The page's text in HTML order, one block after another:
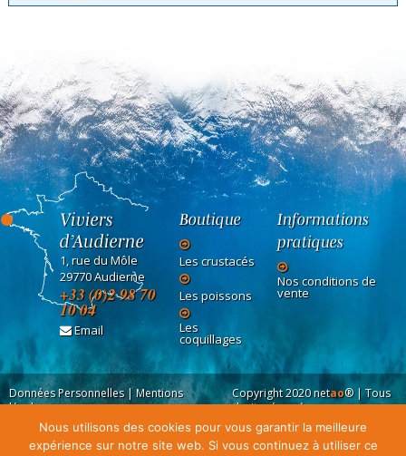
Viviers
d’Audierne
1, rue du Môle
29770 Audierne
+33 (0)2 98 70
10 04
Email
Boutique
Les crustacés
Les poissons
Les
coquillages
Informations
pratiques
Nos conditions de
vente
Données Personnelles| Mentions
légales
Copyright 2020netao®| Tous
droits réservés
Nous utilisons des cookies pour vous garantir la meilleure
expérience sur notre site web. Si vous continuez à utiliser ce